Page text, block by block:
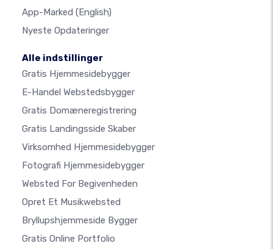
App-Marked (English)
Nyeste Opdateringer
Alle indstillinger
Gratis Hjemmesidebygger
E-Handel Webstedsbygger
Gratis Domæneregistrering
Gratis Landingsside Skaber
Virksomhed Hjemmesidebygger
Fotografi Hjemmesidebygger
Websted For Begivenheden
Opret Et Musikwebsted
Bryllupshjemmeside Bygger
Gratis Online Portfolio